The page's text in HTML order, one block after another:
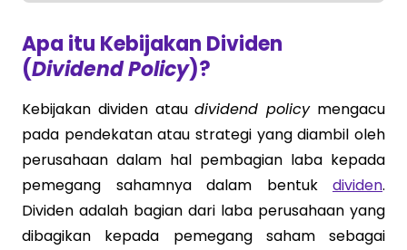
Apa itu Kebijakan Dividen
(Dividend Policy)?
Kebijakan dividen ataudividend policymengacu
pada pendekatan atau strategi yang diambil oleh
perusahaan dalam hal pembagian laba kepada
pemegang sahamnya dalam bentuk dividen.
Dividen adalah bagian dari laba perusahaan yang
dibagikan kepada pemegang saham sebagai